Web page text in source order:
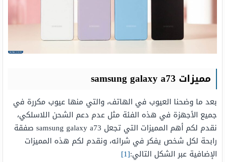
مميزات samsung galaxy a73
بعد ما وضحنا العيوب في الهاتف، والتي منها عيوب مكررة في
جميع الأجهزة في هذه الفئة مثل عدم دعم الشحن اللاسلكي،
نقدم لكم أهم المميزات التي تجعل samsung galaxy a73 صفقة
رابحة لكل شخص يفكر في شرائه، ونقدم لكم هذه المميزات
الإضافية عبر الشكل التالي:[1]